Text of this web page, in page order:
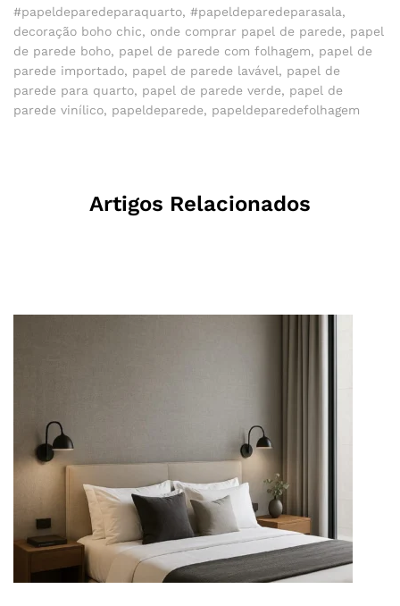
#papeldeparedeparaquarto, #papeldeparedeparasala,
decoração boho chic, onde comprar papel de parede, papel
de parede boho, papel de parede com folhagem, papel de
parede importado, papel de parede lavável, papel de
parede para quarto, papel de parede verde, papel de
parede vinílico, papeldeparede, papeldeparedefolhagem
Artigos Relacionados